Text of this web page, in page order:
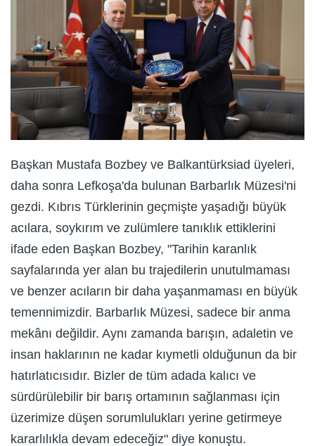
Başkan Mustafa Bozbey ve Balkantürksiad üyeleri,
daha sonra Lefkoşa'da bulunan Barbarlık Müzesi'ni
gezdi. Kıbrıs Türklerinin geçmişte yaşadığı büyük
acılara, soykırım ve zulümlere tanıklık ettiklerini
ifade eden Başkan Bozbey, "Tarihin karanlık
sayfalarında yer alan bu trajedilerin unutulmaması
ve benzer acıların bir daha yaşanmaması en büyük
temennimizdir. Barbarlık Müzesi, sadece bir anma
mekânı değildir. Aynı zamanda barışın, adaletin ve
insan haklarının ne kadar kıymetli olduğunun da bir
hatırlatıcısıdır. Bizler de tüm adada kalıcı ve
sürdürülebilir bir barış ortamının sağlanması için
üzerimize düşen sorumlulukları yerine getirmeye
kararlılıkla devam edeceğiz" diye konuştu.